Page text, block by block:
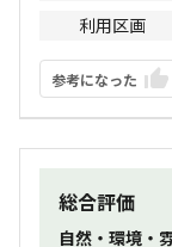
利用区画
参考になった
総合評価
自然・環境・